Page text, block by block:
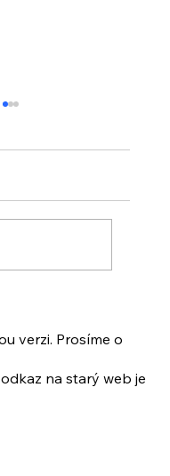
verzi. Prosíme o
na starý web je